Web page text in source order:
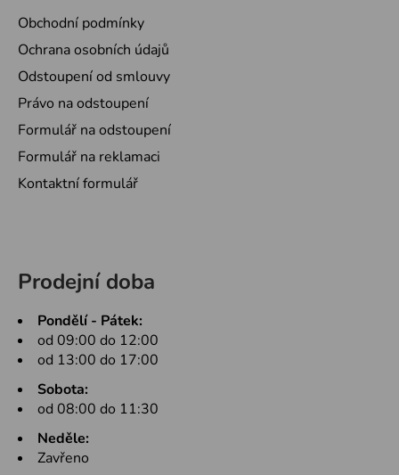
Obchodní podmínky
Ochrana osobních údajů
Odstoupení od smlouvy
Právo na odstoupení
Formulář na odstoupení
Formulář na reklamaci
Kontaktní formulář
Prodejní doba
Pondělí - Pátek:
od 09:00 do 12:00
od 13:00 do 17:00
Sobota:
od 08:00 do 11:30
Neděle:
Zavřeno